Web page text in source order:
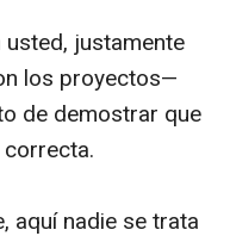
justamente
los proyectos—
de demostrar que
aquí nadie se trata